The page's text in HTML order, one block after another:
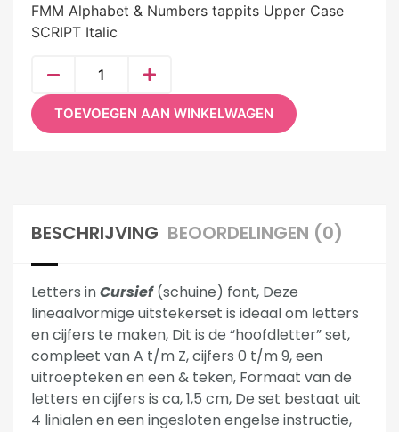
FMM Alphabet & Numbers tappits Upper Case
SCRIPT Italic
TOEVOEGEN AAN WINKELWAGEN
BESCHRIJVING BEOORDELINGEN (0)
Letters inCursief(schuine) font, Deze
lineaalvormige uitstekerset is ideaal om letters
en cijfers te maken, Dit is de “hoofdletter” set,
compleet van A t/m Z, cijfers 0 t/m 9, een
uitroepteken en een & teken, Formaat van de
letters en cijfers is ca, 1,5 cm, De set bestaat uit
4 linialen en een ingesloten engelse instructie,